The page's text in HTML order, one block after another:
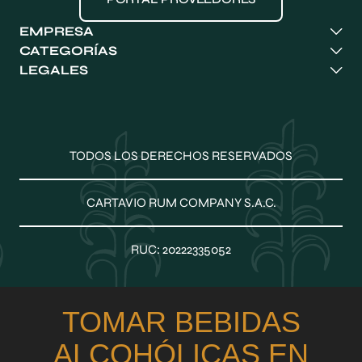
EMPRESA
Nosotros
Instalaciones
CATEGORÍAS
Cartavio
Wild (Base Vodka)
Antagonic
LEGALES
TODOS LOS DERECHOS RESERVADOS
CARTAVIO RUM COMPANY S.A.C.
RUC: 20222335052
TOMAR BEBIDAS
ALCOHÓLICAS EN